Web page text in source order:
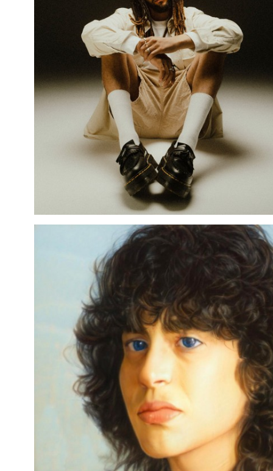
Bilou joue entre les pratiques, à l’intersection des médiums de la
musique et de l’image. Ça parle du regard à l’intérieur de sa
musique et ça parle de la voix qui s'élève au sein de ses images
fabriquées ou glanées dans son cercle proche. Des textes et des
images intimes chantées en français inclusif. Une musique
électronique déstructurée et non binaire, une émotion pop retenue
par les karchers des harmonizers. En koala sur son micro, ses
notes à fleur de peau s’écorchent en pointant du doigt les
déguisements du patriarcat qui lui ont rendu la voix grave. Ça
s’irrite jusqu’au retour à l’enfance, dans l’aigu radical d’un‧e enfant
bélier qui imiterait un bébé loup pour alléger la gravité.
YouTube-linktr
Basée à Bruxelles depuis 2018, cheapjewels est une artiste
émergente de la nuit bruxelloise. Déjà aperçue dans le cadre du
Fifty Lab, au Recyclart, mais aussi à l'affiche d'événements
organisés par Kiosk Radio, l'artiste travaille actuellement sur les
chansons de son futur EP. Intitulé
« :c la fin du dream??_ » ,
l'enregistrement témoigne d'une esthétique chaotique et
désenchantée à travers des sonorités new wave,digicore, saturées
et autotunées. Membre du collectif Gender Panik (Misandre, Le
Talu, Amal, etc.), cheapjewels s'est lancée en solo pour créer un
objet hybride, à ranger quelque part entre Médine, Laylow et
BabySolo. Sur scène, la chanteuse est accompagnée de SeniKaid,
DJ, backeuse, artiste visuelle et protéiforme.
Nouveau venu sur la scène belge, la musique modale de Yeux Nuit